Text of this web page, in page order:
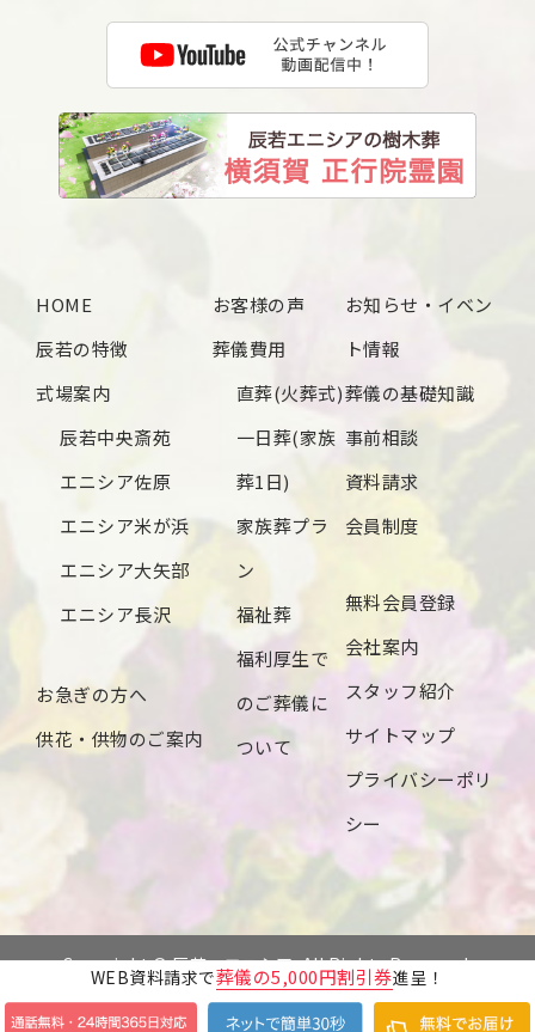
WEB資料請求で葬儀の5,000円割引券進呈！
HOME
辰若の特徴
式場案内
辰若中央斎苑
エニシア佐原
エニシア米が浜
エニシア大矢部
エニシア長沢
お急ぎの方へ
供花・供物のご案内
お客様の声
葬儀費用
直葬(火葬式)
一日葬(家族
葬1日)
家族葬プラ
ン
福祉葬
福利厚生で
のご葬儀に
ついて
お知らせ・イベン
ト情報
葬儀の基礎知識
事前相談
資料請求
会員制度
無料会員登録
会社案内
スタッフ紹介
サイトマップ
プライバシーポリ
シー
Copyright © 辰若・エニシア. All Rights Reserved.